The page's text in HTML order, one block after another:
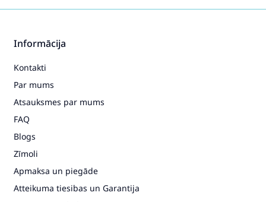
Informācija
Kontakti
Par mums
Atsauksmes par mums
FAQ
Blogs
Zīmoli
Apmaksa un piegāde
Atteikuma tiesibas un Garantija